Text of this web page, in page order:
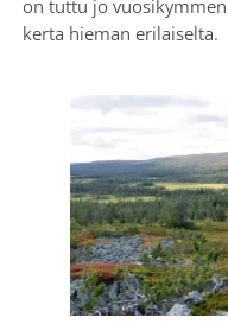
on tuttu jo
kerta hieman erilaiselta.